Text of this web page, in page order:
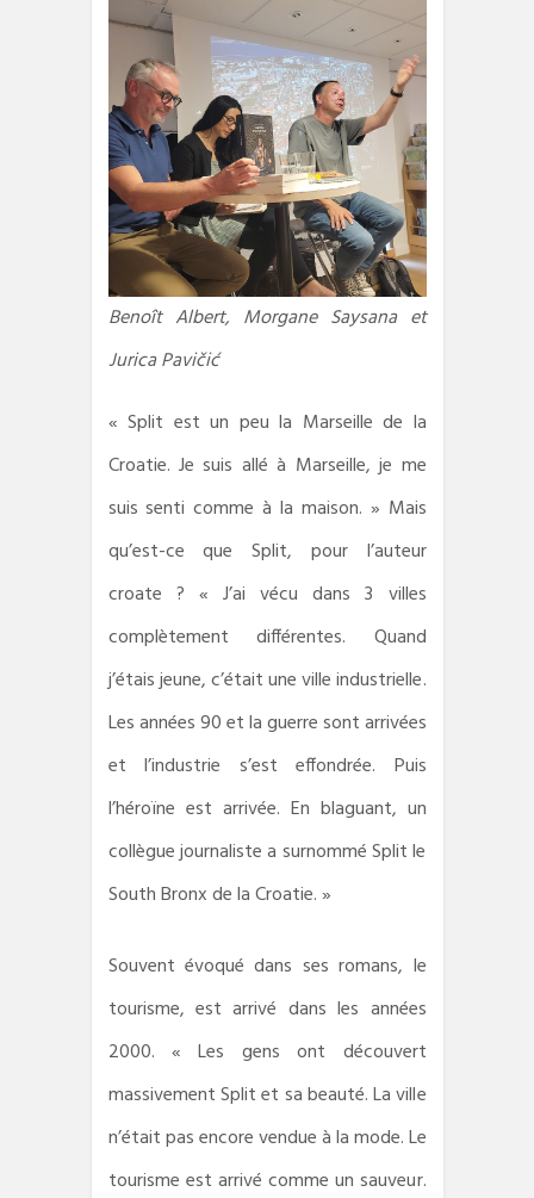
Benoît Albert, Morgane Saysana et
Jurica Pavičić
« Split est un peu la Marseille de la
Croatie. Je suis allé à Marseille, je me
suis senti comme à la maison. » Mais
qu’est-ce que Split, pour l’auteur
croate ? « J’ai vécu dans 3 villes
complètement différentes. Quand
j’étais jeune, c’était une ville industrielle.
Les années 90 et la guerre sont arrivées
et l’industrie s’est effondrée. Puis
l’héroïne est arrivée. En blaguant, un
collègue journaliste a surnommé Split le
South Bronx de la Croatie. »
Souvent évoqué dans ses romans, le
tourisme, est arrivé dans les années
2000. « Les gens ont découvert
massivement Split et sa beauté. La ville
n’était pas encore vendue à la mode. Le
tourisme est arrivé comme un sauveur.